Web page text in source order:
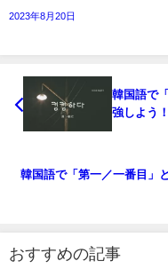
2023年8月20日
韓国語で
強しよう！
韓国語で「第一／一番目」
おすすめの記事